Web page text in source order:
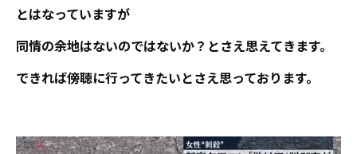
とはなっていますが
同情の余地はないのではないか？とさえ思えてきます。
できれば傍聴に行ってきたいとさえ思っております。